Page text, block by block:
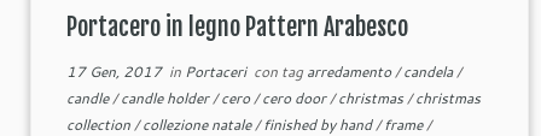
Portacero in legno Pattern Arabesco
17 Gen, 2017in Portaceri con tagarredamento/candela/
candle/candle holder/cero/cero door/christmas/christmas
collection/collezione natale/finished by hand/frame/